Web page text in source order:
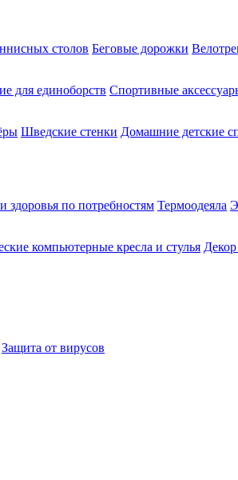
столов Беговые дорожки
для единоборств Спортивные
Шведские стенки Домашние детские
здоровья по потребностям Термоодеяла
компьютерные кресла и стулья
Защита от вирусов